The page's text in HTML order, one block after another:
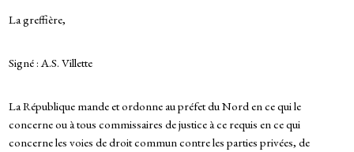
La greffière,
Signé : A.S. Villette
La République mande et ordonne au préfet du Nord en ce qui le
concerne ou à tous commissaires de justice à ce requis en ce qui
concerne les voies de droit commun contre les parties privées, de